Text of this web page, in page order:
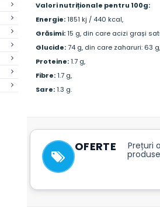
Valori nutriționale pentru 100g:
Energie:1851 kj / 440 kcal,
Grăsimi:15 g, din care acizi grași
Glucide:74 g, din care zaharuri: 63 g,
Proteine:1.7 g,
Fibre:1.7 g,
Sare:1.3 g.
OFERTE Prețuri